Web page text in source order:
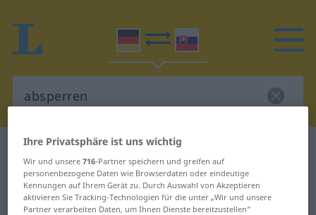
Deutsch-Slowakisch Wörterbuch
Deutsch-Slowakisch Übersetzung
für "absperren"
Ihre Privatsphäre ist uns wichtig
Wir und unsere716-Partner speichern und greifen auf
personenbezogene Daten wie Browserdaten oder eindeutige
Kennungen auf Ihrem Gerät zu. Durch Auswahl von Akzeptieren
aktivieren Sie Tracking-Technologien für die unter „Wir und unsere
Partner verarbeiten Daten, um Ihnen Dienste bereitzustellen“